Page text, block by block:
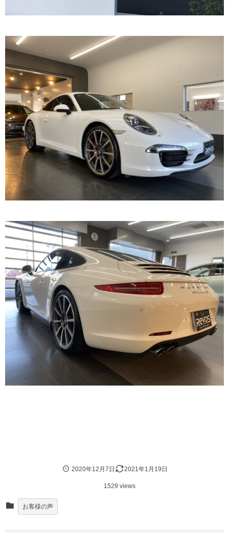
2020年12月7日 2021年1月19日
1529 views
お客様の声